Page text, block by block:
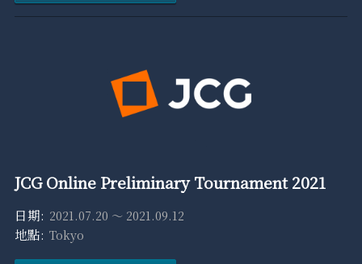
JCG Online Preliminary Tournament 2021
2021.07.20 ～ 2021.09.12
Tokyo